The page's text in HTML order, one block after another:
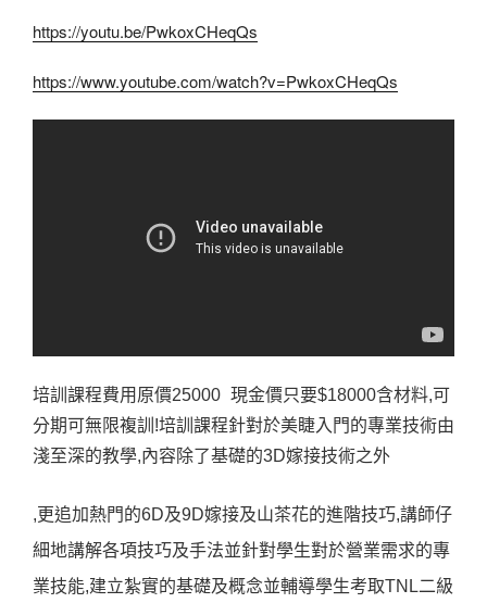
https://youtu.be/PwkoxCHeqQs
https://www.youtube.com/watch?v=PwkoxCHeqQs
培訓課程費用原價25000 現金價只要$18000含材料,可
分期可無限複訓!培訓課程針對於美睫入門的專業技術由
淺至深的教學,內容除了基礎的3D嫁接技術之外
,更追加熱門的6D及9D嫁接及山茶花的進階技巧,講師仔
細地講解各項技巧及手法並針對學生對於營業需求的專
業技能,建立紮實的基礎及概念並輔導學生考取TNL二級